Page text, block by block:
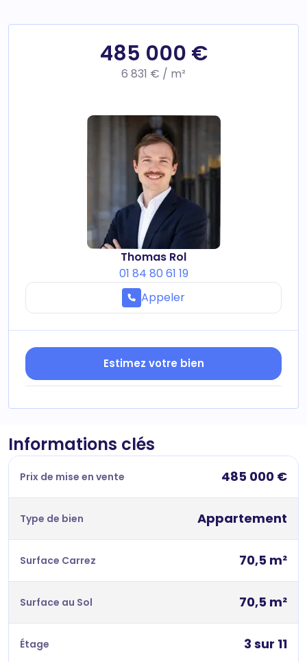
485 000 €
6 831 € / m²
Thomas Rol
01 84 80 61 19
Appeler
Estimez votre bien
Informations clés
Prix de mise en vente 485 000 €
Type de bien Appartement
Surface Carrez 70,5 m²
Surface au Sol 70,5 m²
Étage 3 sur 11